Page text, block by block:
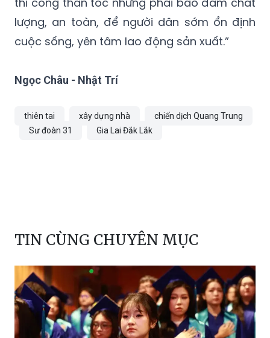
lượng, an toàn, để người dân sớm ổn định
cuộc sống, yên tâm lao động sản xuất.”
Ngọc Châu - Nhật Trí
thiên tai xây dựng nhà
chiến dịch Quang Trung
Sư đoàn 31
Gia Lai Đắk Lắk
TIN CÙNG CHUYÊN MỤC